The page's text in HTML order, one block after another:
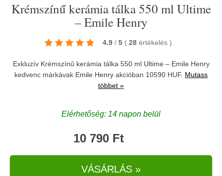
Krémszínű kerámia tálka 550 ml Ultime
– Emile Henry
4.9 / 5 ( 28 értékelés )
Exkluzív Krémszínű kerámia tálka 550 ml Ultime – Emile Henry
kedvenc márkávak Emile Henry akcióban 10590 HUF. Mutass
többet »
Elérhetőség: 14 napon belül
10 790 Ft
VÁSÁRLÁS »